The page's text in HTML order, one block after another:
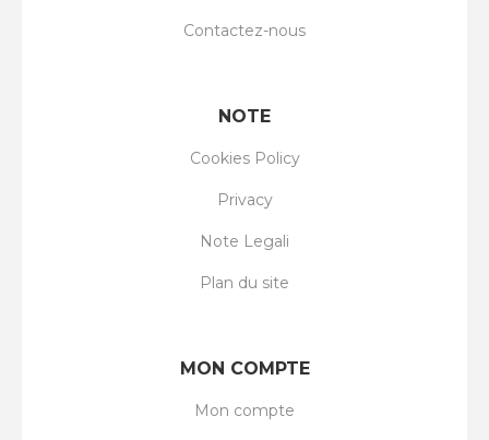
Contactez-nous
NOTE
Cookies Policy
Privacy
Note Legali
Plan du site
MON COMPTE
Mon compte